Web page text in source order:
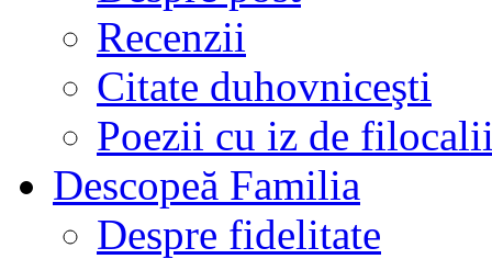
Recenzii
Citate duhovniceşti
Poezii cu iz de
Descopeă Familia
Despre fidelitate